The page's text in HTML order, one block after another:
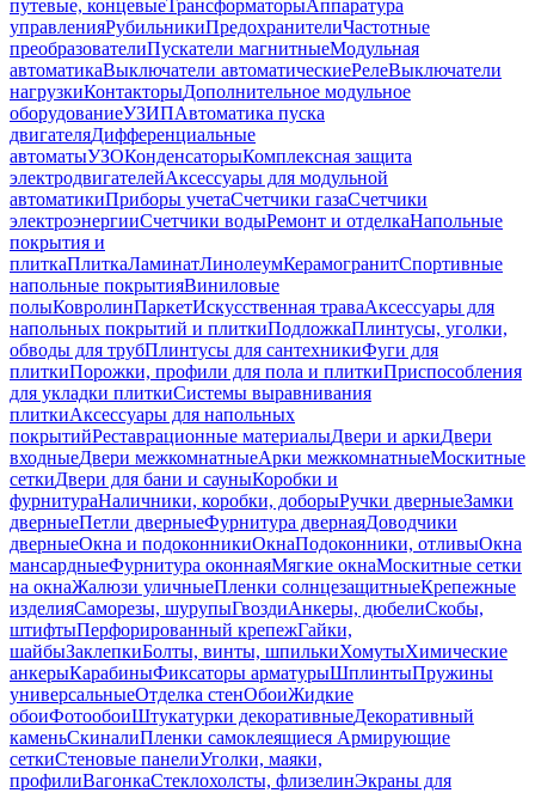
путевые, концевыеТрансформаторыАппаратура
управленияРубильникиПредохранителиЧастотные
преобразователиПускатели магнитныеМодульная
автоматикаВыключатели автоматическиеРелеВыключатели
нагрузкиКонтакторыДополнительное модульное
оборудованиеУЗИПАвтоматика пуска
двигателяДифференциальные
автоматыУЗОКонденсаторыКомплексная защита
электродвигателейАксессуары для модульной
автоматикиПриборы учетаСчетчики газаСчетчики
электроэнергииСчетчики водыРемонт и отделкаНапольные
покрытия и
плиткаПлиткаЛаминатЛинолеумКерамогранитСпортивные
напольные покрытияВиниловые
полыКовролинПаркетИскусственная траваАксессуары для
напольных покрытий и плиткиПодложкаПлинтусы, уголки,
обводы для трубПлинтусы для сантехникиФуги для
плиткиПорожки, профили для пола и плиткиПриспособления
для укладки плиткиСистемы выравнивания
плиткиАксессуары для напольных
покрытийРеставрационные материалыДвери и аркиДвери
входныеДвери межкомнатныеАрки межкомнатныеМоскитные
сеткиДвери для бани и сауныКоробки и
фурнитураНаличники, коробки, доборыРучки дверныеЗамки
дверныеПетли дверныеФурнитура двернаяДоводчики
дверныеОкна и подоконникиОкнаПодоконники, отливыОкна
мансардныеФурнитура оконнаяМягкие окнаМоскитные сетки
на окнаЖалюзи уличныеПленки солнцезащитныеКрепежные
изделияСаморезы, шурупыГвоздиАнкеры, дюбелиСкобы,
штифтыПерфорированный крепежГайки,
шайбыЗаклепкиБолты, винты, шпилькиХомутыХимические
анкерыКарабиныФиксаторы арматурыШплинтыПружины
универсальныеОтделка стенОбоиЖидкие
обоиФотообоиШтукатурки декоративныеДекоративный
каменьСкиналиПленки самоклеящиеся Армирующие
сеткиСтеновые панелиУголки, маяки,
профилиВагонкаСтеклохолсты, флизелинЭкраны для